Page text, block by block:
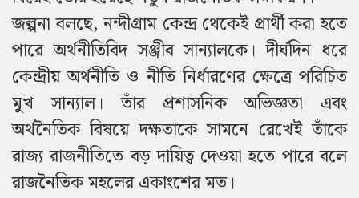
জল্পনা বলছে, নন্দীগ্রাম কেন্দ্র থেকেই প্রার্থী করা হতে
পারে অর্থনীতিবিদ সঞ্জীব সান্যালকে। দীর্ঘদিন ধরে
কেন্দ্রীয় অর্থনীতি ও নীতি নির্ধারণের ক্ষেত্রে পরিচিত
মুখ সান্যাল। তাঁর প্রশাসনিক অভিজ্ঞতা এবং
অর্থনৈতিক বিষয়ে দক্ষতাকে সামনে রেখেই তাঁকে
রাজ্য রাজনীতিতে বড় দায়িত্ব দেওয়া হতে পারে বলে
রাজনৈতিক মহলের একাংশের মত।